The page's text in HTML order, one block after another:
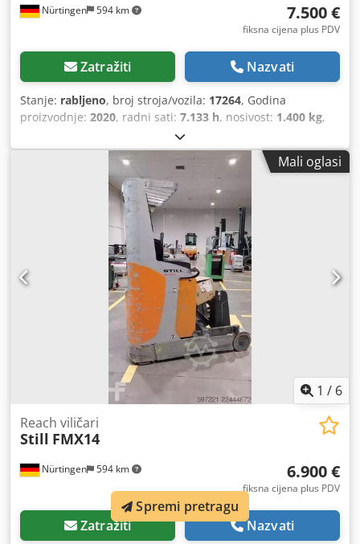
Nürtingen 594 km 7.500 €
fiksna cijena plus PDV
Zatražiti Nazvati
Stanje: rabljeno, broj stroja/vozila: 17264, Godina
proizvodnje: 2020, radni sati: 7.133 h, nosivost: 1.400 kg,
, slobodno dizanje:
težište tereta:600 mm, vrsta goriva:električni, vrsta
, građevinska visina: 3.400 mm, napon
, duljina vilica:1.200 mm
, veličina stražnje gume: , ukupna masa:
5219880 Serijski broj: 511902X00111 Crjdpezp T Anefx
Aipef Podaci o bateriji: 48 volti
Mali oglasi
1 / 6
Nürtingen 594 km
Reach viličari
Still FMX14
6.900 €
fiksna cijena plus PDV
Zatražiti Nazvati
Spremi pretragu